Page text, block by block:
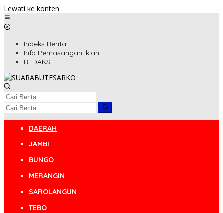
Lewati ke konten
Indeks Berita
Info Pemasangan Iklan
REDAKSI
DAERAH
JAMBI
BUNGO
MERANGIN
SAROLANGUN
TEBO